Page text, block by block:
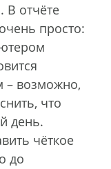
В отчёте
просто:
– возможно,
что
день.
чёткое
до